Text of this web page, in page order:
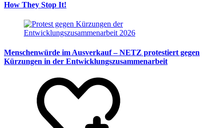
How They Stop It!
Menschenwürde im Ausverkauf – NETZ protestiert gegen
Kürzungen in der Entwicklungszusammenarbeit